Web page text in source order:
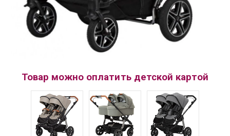
Товар можно оплатить детской картой